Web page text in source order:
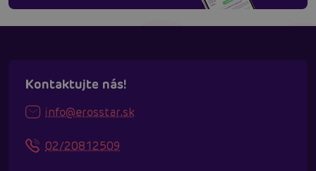
Kontaktujte nás!
info@erosstar.sk
02/20812509